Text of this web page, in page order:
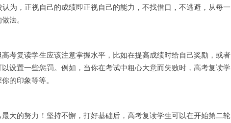
为，正视自己的成绩即正视自己的能力，不找借口，不逃避，从每一
法。
考复读学生应该注意掌握水平，比如在提高成绩时给自己奖励，或者
设置一些惩罚。例如，当你在考试中粗心大意而失败时，高考复读学
的印象等等。
大的努力！坚持不懈，打好基础后，高考复读学生可以在开始第二轮